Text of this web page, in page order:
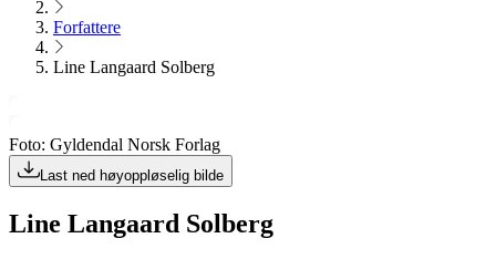
Forfattere
Line Langaard Solberg
Foto: Gyldendal Norsk Forlag
Last ned høyoppløselig bilde
Line Langaard Solberg